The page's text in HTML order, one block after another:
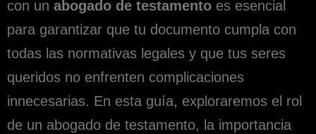
con un abogado de testamento es esencial
para garantizar que tu documento cumpla con
todas las normativas legales y que tus seres
queridos no enfrenten complicaciones
innecesarias. En esta guía, exploraremos el rol
de un abogado de testamento, la importancia